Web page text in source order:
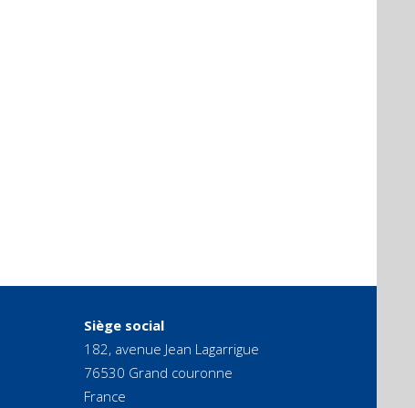
Siège social
182, avenue Jean Lagarrigue
76530 Grand couronne
France